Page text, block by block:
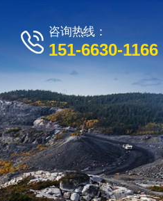
咨询热线：
151-6630-1166